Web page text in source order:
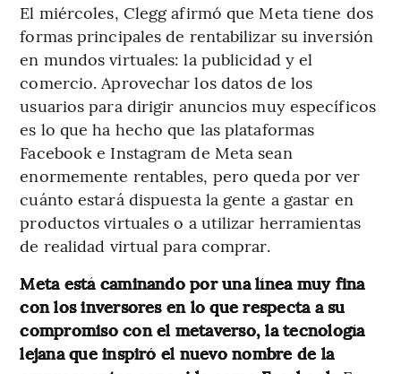
El miércoles, Clegg afirmó que Meta tiene dos
formas principales de rentabilizar su inversión
en mundos virtuales: la publicidad y el
comercio. Aprovechar los datos de los
usuarios para dirigir anuncios muy específicos
es lo que ha hecho que las plataformas
Facebook e Instagram de Meta sean
enormemente rentables, pero queda por ver
cuánto estará dispuesta la gente a gastar en
productos virtuales o a utilizar herramientas
de realidad virtual para comprar.
Meta está caminando por una línea muy fina
con los inversores en lo que respecta a su
compromiso con el metaverso, la tecnología
lejana que inspiró el nuevo nombre de la